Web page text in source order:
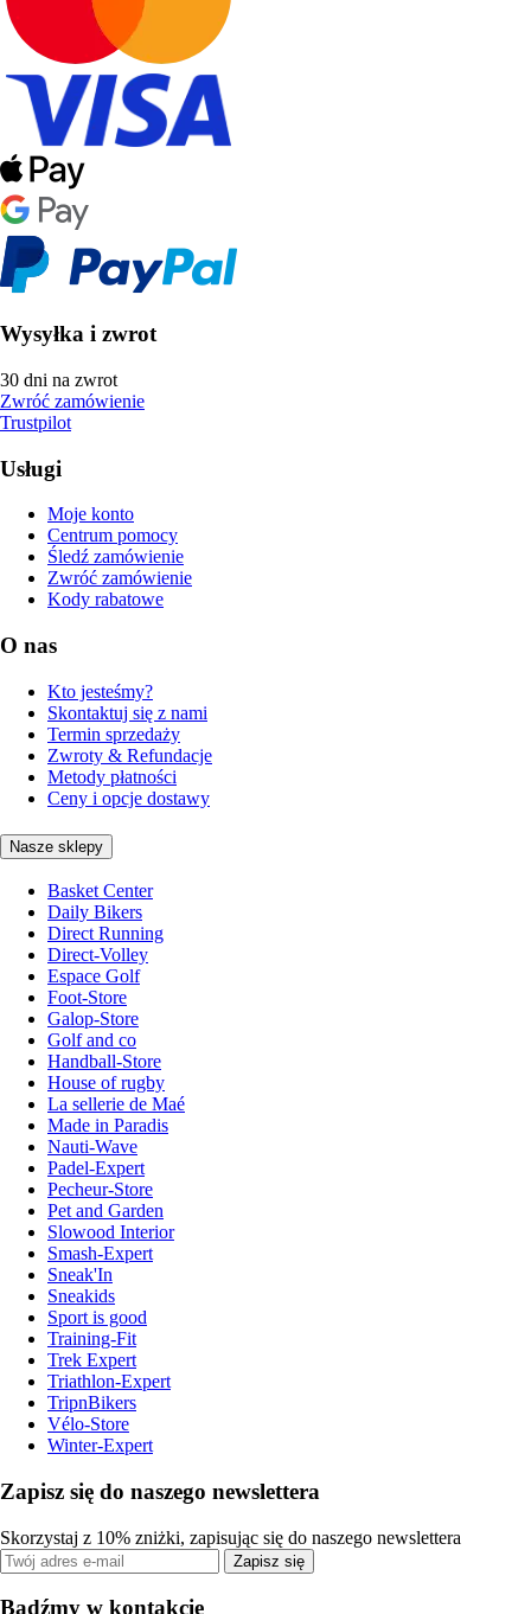
Wysyłka i zwrot
30 dni na zwrot
Zwróć zamówienie
Trustpilot
Usługi
Moje konto
Centrum pomocy
Śledź zamówienie
Zwróć zamówienie
Kody rabatowe
O nas
Kto jesteśmy?
Skontaktuj się z nami
Termin sprzedaży
Zwroty & Refundacje
Metody płatności
Ceny i opcje dostawy
Nasze sklepy
Basket Center
Daily Bikers
Direct Running
Direct-Volley
Espace Golf
Foot-Store
Galop-Store
Golf and co
Handball-Store
House of rugby
La sellerie de Maé
Made in Paradis
Nauti-Wave
Padel-Expert
Pecheur-Store
Pet and Garden
Slowood Interior
Smash-Expert
Sneak'In
Sneakids
Sport is good
Training-Fit
Trek Expert
Triathlon-Expert
TripnBikers
Vélo-Store
Winter-Expert
Zapisz się do naszego newslettera
Skorzystaj z 10% zniżki, zapisując się do naszego newslettera
Zapisz się
Bądźmy w kontakcie